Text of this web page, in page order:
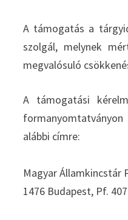
A támogatás a
szolgál, melynek
megvalósuló
A támogatási
alábbi címre:
Magyar Államkincstár
1476 Budapest, Pf. 407